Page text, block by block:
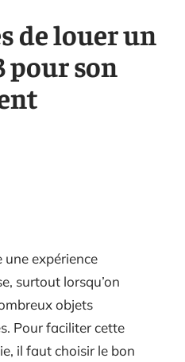
de louer un
pour son
une expérience
surtout lorsqu’on
objets
Pour faciliter cette
il faut choisir le bon